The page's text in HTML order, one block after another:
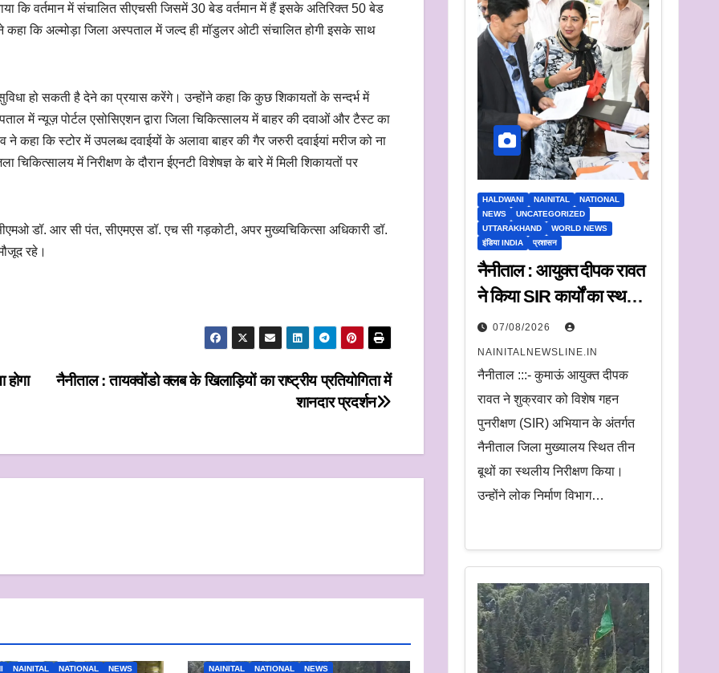
कि वर्तमान में संचालित सीएचसी जिसमें 30 बेड वर्तमान में हैं इसके अतिरिक्त 50 बेड
कि अल्मोड़ा जिला अस्पताल में जल्द ही मॉडुलर ओटी संचालित होगी इसके साथ
हो सकती है देने का प्रयास करेंगे। उन्होंने कहा कि कुछ शिकायतों के सन्दर्भ में
में न्यूज़ पोर्टल एसोसिएशन द्वारा जिला चिकित्सालय में बाहर की दवाओं और टैस्ट का
कहा कि स्टोर में उपलब्ध दवाईयों के अलावा बाहर की गैर जरुरी दवाईयां मरीज को ना
चिकित्सालय में निरीक्षण के दौरान ईएनटी विशेषज्ञ के बारे में मिली शिकायतों पर
डॉ. आर सी पंत, सीएमएस डॉ. एच सी गड़कोटी, अपर मुख्यचिकित्सा अधिकारी डॉ.
रहे।
नैनीताल : तायक्वोंडो क्लब के खिलाड़ियों का राष्ट्रीय प्रतियोगिता में
शानदार प्रदर्शन
NAINITAL NATIONAL
NEWS
NAINITAL NATIONAL
NEWS
HALDWANI NAINITAL
NATIONAL
NEWS
UNCATEGORIZED
UTTARAKHAND
WORLD NEWS
इंडिया INDIA
प्रशासन
नैनीताल : आयुक्त दीपक रावत
ने किया SIR कार्यों का स्थलीय
निरीक्षण.
अधिकारियों को दिए समयबद्ध
निस्तारण और पारदर्शिता के
निर्देश
07/08/2026
NAINITALNEWSLINE.IN
नैनीताल :::- कुमाऊं आयुक्त दीपक
रावत ने शुक्रवार को विशेष गहन
पुनरीक्षण (SIR) अभियान के अंतर्गत
नैनीताल जिला मुख्यालय स्थित तीन
बूथों का स्थलीय निरीक्षण किया।
उन्होंने लोक निर्माण विभाग…